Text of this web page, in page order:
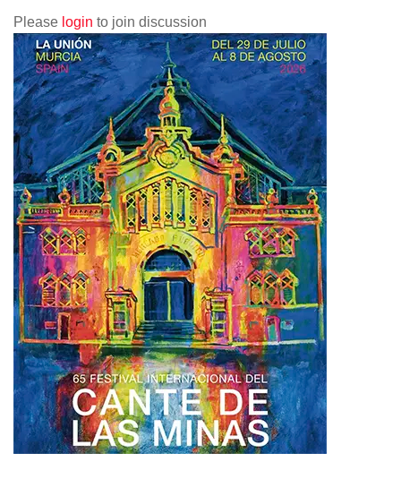
Please login to join discussion